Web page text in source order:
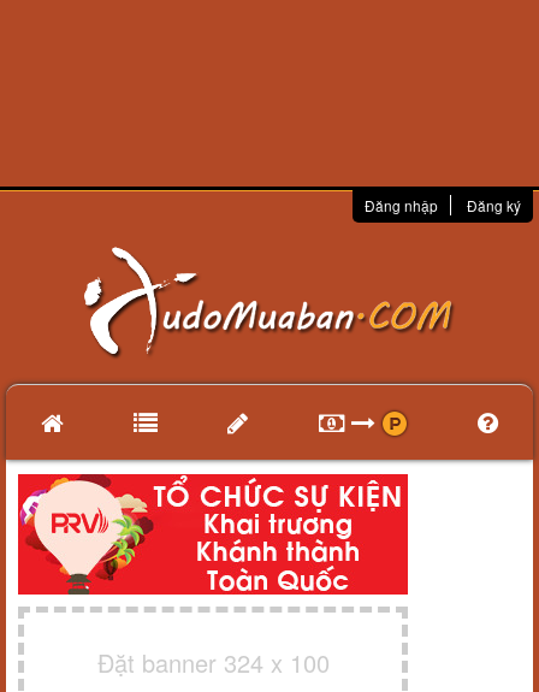
Đăng nhập Đăng ký
Đặt banner 324 x 100